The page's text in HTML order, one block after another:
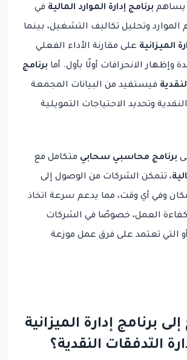
يساهم برنامج إدارة الموارد المالية في
الموارد وتحليل تكاليف التشغيل، بينما
الميزانية على مقارنة الأداء الفعلي
وإظهار الانحرافات أولًا بأول. أما برنامج
فيستفيد من البيانات المجمعة
وتحديد الاحتياجات التمويلية
برنامج محاسبي سحابي متكامل مع
، تتمكن الشركات من الوصول إلى
مكان وفي أي وقت، مما يدعم سرعة اتخاذ
كفاءة العمل، خصوصًا في الشركات
التي تعتمد على فرق عمل موزعة
برنامج إدارة الميزانية
التدفقات النقدية؟